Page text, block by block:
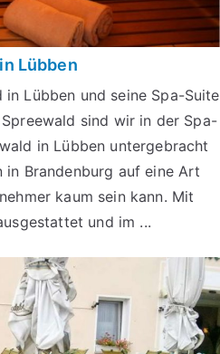
Lübben
in Lübben und seine Spa-Suite
sind wir in der Spa-
in Lübben untergebracht
in Brandenburg auf eine Art
kaum sein kann. Mit
und im ...